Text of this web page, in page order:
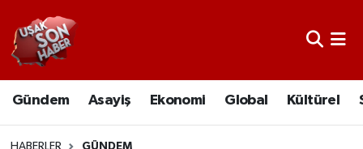
Gündem Asayiş Ekonomi Global Kültürel
HABERLER GÜNDEM
Uşak Nöbetçi Eczaneler
Uşak Hava Durumu
Uşak Namaz Vakitleri